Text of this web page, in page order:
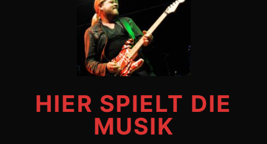
HIER SPIELT DIE
MUSIK